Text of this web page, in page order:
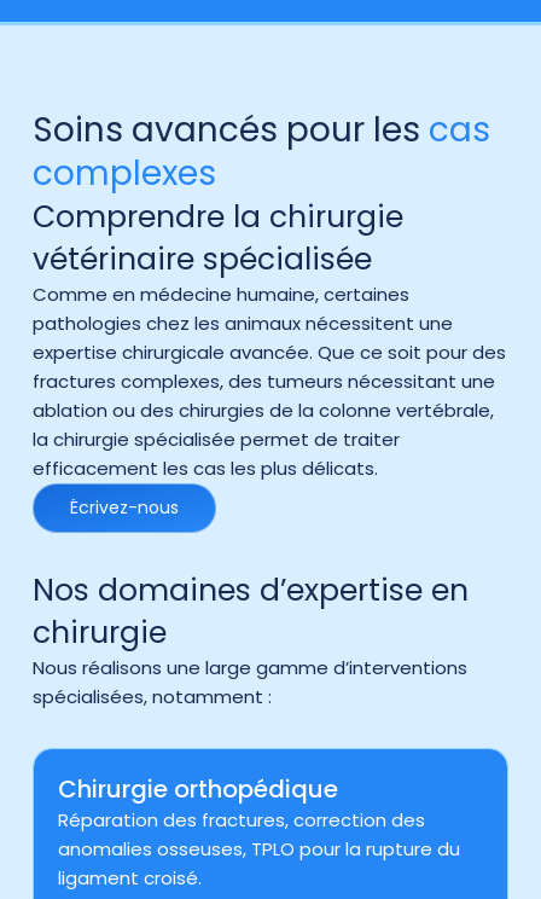
Soins avancés pour les cas
complexes
Comprendre la chirurgie
vétérinaire spécialisée
Comme en médecine humaine, certaines
pathologies chez les animaux nécessitent une
expertise chirurgicale avancée. Que ce soit pour des
fractures complexes, des tumeurs nécessitant une
ablation ou des chirurgies de la colonne vertébrale,
la chirurgie spécialisée permet de traiter
efficacement les cas les plus délicats.
Écrivez-nous
Nos domaines d’expertise en
chirurgie
Nous réalisons une large gamme d’interventions
spécialisées, notamment :
Chirurgie orthopédique
Réparation des fractures, correction des
anomalies osseuses, TPLO pour la rupture du
ligament croisé.